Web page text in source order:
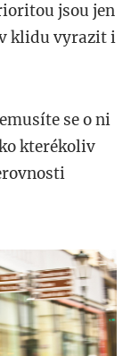
jsou jen
klidu vyrazit i
se o ni
kterékoliv